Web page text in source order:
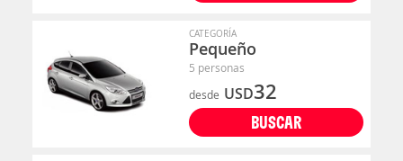
CATEGORÍA
Pequeño
5 personas
desde USD32
BUSCAR